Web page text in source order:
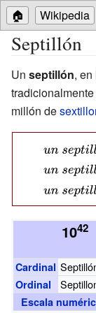
🏠 Wikipedia
Septillón
Un septillón, en
millón de
un\
{o}}n=
1042
Cardinal
Ordinal
Escala